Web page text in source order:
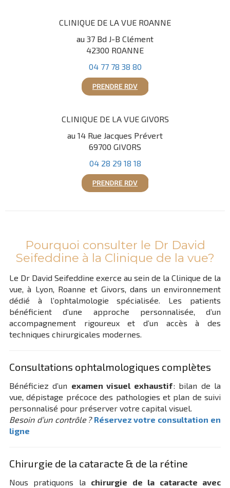
CLINIQUE DE LA VUE ROANNE
au 37 Bd J-B Clément
42300 ROANNE
04 77 78 38 80
CLINIQUE DE LA VUE GIVORS
au 14 Rue Jacques Prévert
69700 GIVORS
04 28 29 18 18
Pourquoi consulter le Dr David
Seifeddine à la Clinique de la vue?
Le Dr David Seifeddine exerce au sein de la Clinique de la
vue, à Lyon, Roanne et Givors, dans un environnement
dédié à l’ophtalmologie spécialisée. Les patients
bénéficient d’une approche personnalisée, d’un
accompagnement rigoureux et d’un accès à des
techniques chirurgicales modernes.
Consultations ophtalmologiques complètes
Bénéficiez d’un examen visuel exhaustif: bilan de la
vue, dépistage précoce des pathologies et plan de suivi
personnalisé pour préserver votre capital visuel.
Besoin d’un contrôle ? Réservez votre consultation en
ligne
Chirurgie de la cataracte & de la rétine
Nous pratiquons la chirurgie de la cataracte avec